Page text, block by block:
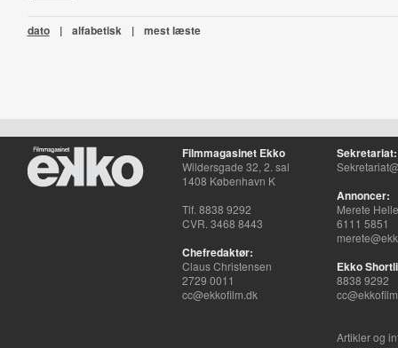
dato | alfabetisk | mest læste
Filmmagasinet Ekko
Wildersgade 32, 2. sal
1408 København K
Tlf. 8838 9292
CVR. 3468 8443
Chefredaktør:
Claus Christensen
2729 0011
cc@ekkofilm.dk
Sekretariat:
Annoncer:
Merete
6111 5851
Ekko
8838 9292
Artikler og